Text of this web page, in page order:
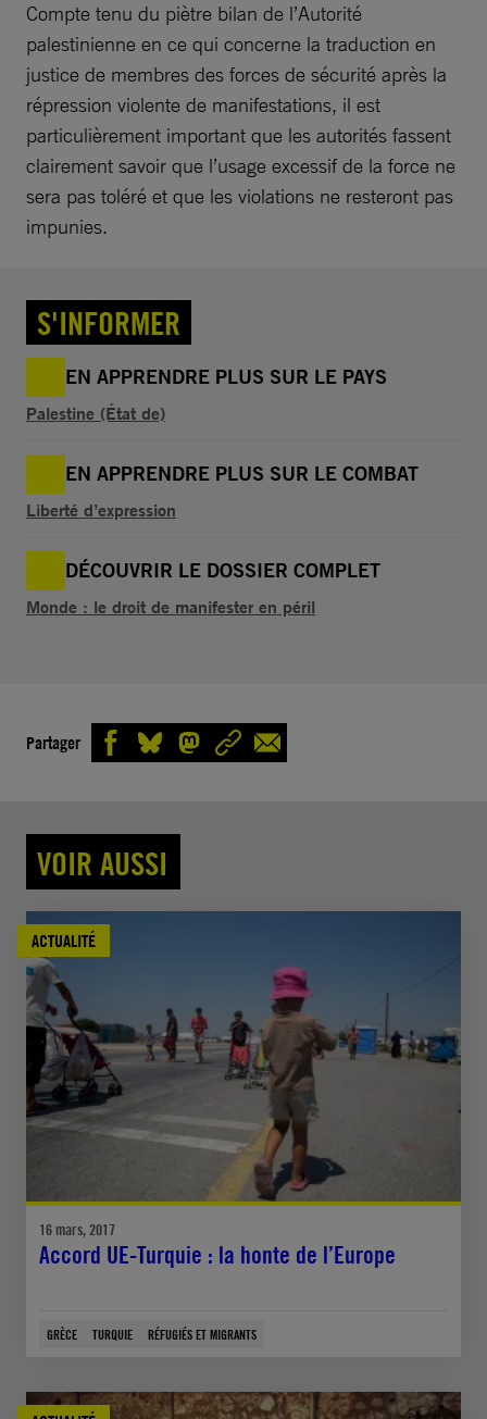
Compte tenu du piètre bilan de l’Autorité
palestinienne en ce qui concerne la traduction en
justice de membres des forces de sécurité après la
répression violente de manifestations, il est
particulièrement important que les autorités fassent
clairement savoir que l’usage excessif de la force ne
sera pas toléré et que les violations ne resteront pas
impunies.
S'INFORMER
EN APPRENDRE PLUS SUR LE PAYS
Palestine (État de)
EN APPRENDRE PLUS SUR LE COMBAT
Liberté d’expression
DÉCOUVRIR LE DOSSIER COMPLET
Monde : le droit de manifester en péril
Partager
VOIR AUSSI
ACTUALITÉ
16 mars, 2017
Accord UE-Turquie : la honte de l’Europe
GRÈCE TURQUIE RÉFUGIÉS ET MIGRANTS